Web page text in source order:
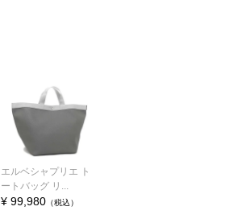
エルベシャプリエ ト
ートバッグ リ...
¥ 99,980 （税込）